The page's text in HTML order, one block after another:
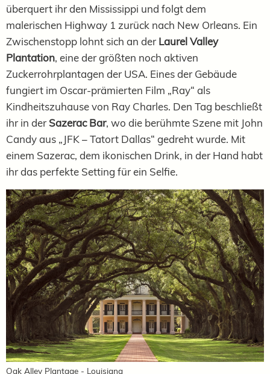
überquert ihr den Mississippi und folgt dem
malerischen Highway 1 zurück nach New Orleans. Ein
Zwischenstopp lohnt sich an der Laurel Valley
Plantation, eine der größten noch aktiven
Zuckerrohrplantagen der USA. Eines der Gebäude
fungiert im Oscar-prämierten Film „Ray“ als
Kindheitszuhause von Ray Charles. Den Tag beschließt
ihr in der Sazerac Bar, wo die berühmte Szene mit John
Candy aus „JFK – Tatort Dallas“ gedreht wurde. Mit
einem Sazerac, dem ikonischen Drink, in der Hand habt
ihr das perfekte Setting für ein Selfie.
Oak Alley Plantage - Louisiana